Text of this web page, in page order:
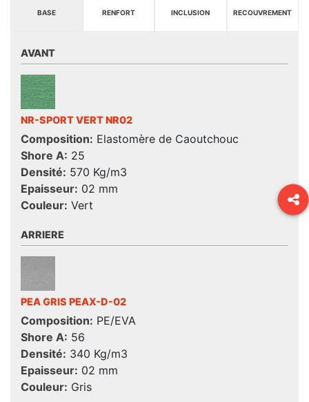
BASE RENFORT INCLUSION RECOUVREMENT
AVANT
NR-SPORT VERT NR02
Composition: Elastomère de Caoutchouc
Shore A: 25
Densité: 570 Kg/m3
Epaisseur: 02 mm
Couleur: Vert
ARRIERE
PEA GRIS PEAX-D-02
Composition: PE/EVA
Shore A: 56
Densité: 340 Kg/m3
Epaisseur: 02 mm
Couleur: Gris